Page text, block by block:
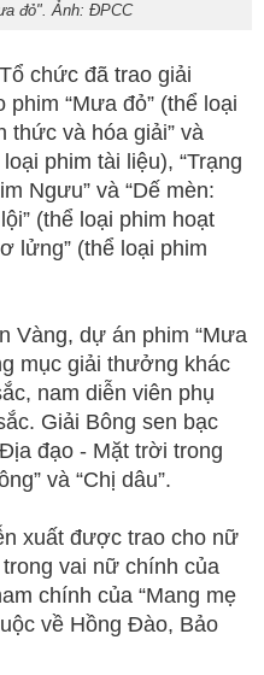
đỏ". Ảnh: ĐPCC
chức đã trao giải
“Mưa đỏ” (thể loại
thức và hóa giải” và
phim tài liệu), “Trạng
Ngưu” và “Dế mèn:
(thể loại phim hoạt
lửng” (thể loại phim
Vàng, dự án phim “Mưa
mục giải thưởng khác
nam diễn viên phụ
Giải Bông sen bạc
đạo - Mặt trời trong
và “Chị dâu”.
xuất được trao cho nữ
vai nữ chính của
chính của “Mang mẹ
về Hồng Đào, Bảo